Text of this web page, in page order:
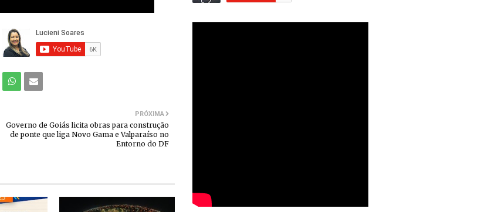
PRÓXIMA
Governo de Goiás licita obras para construção
de ponte que liga Novo Gama e Valparaíso no
Entorno do DF